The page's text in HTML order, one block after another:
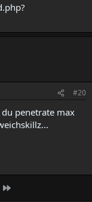
#20
penetrate max